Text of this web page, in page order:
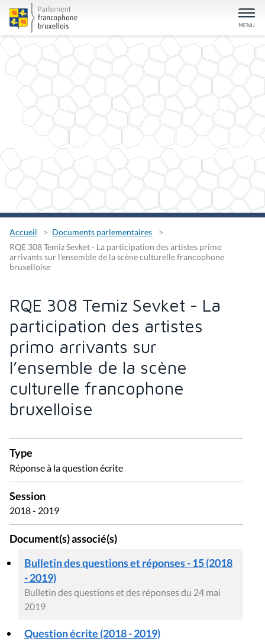
Accueil
Documents parlementaires
RQE 308 Temiz Sevket - La participation des artistes primo
arrivants sur l’ensemble de la scène culturelle francophone
bruxelloise
RQE 308 Temiz Sevket - La
participation des artistes
primo arrivants sur
l’ensemble de la scène
culturelle francophone
bruxelloise
Type
Réponse à la question écrite
Session
2018 - 2019
Document(s) associé(s)
Bulletin des questions et réponses - 15 (2018
- 2019)
Bulletin des questions et des réponses du 24 mai
2019
Question écrite (2018 - 2019)